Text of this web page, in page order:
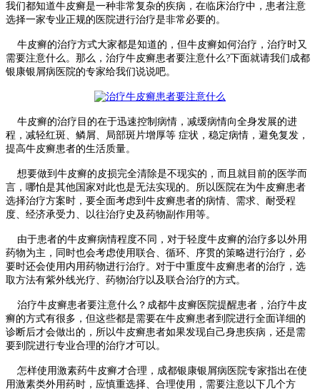
我们都知道牛皮癣是一种非常复杂的疾病，在临床治疗中，患者注意
选择一家专业正规的医院进行治疗是非常必要的。
牛皮癣的治疗方式大家都是知道的，但牛皮癣如何治疗，治疗时又
需要注意什么。那么，治疗牛皮癣患者要注意什么?下面就请我们成都
银康银屑病医院的专家给我们说说吧。
牛皮癣的治疗目的在于迅速控制病情，减缓病情向全身发展的进
程，减轻红斑、鳞屑、局部斑片增厚等 症状，稳定病情，避免复发，
提高牛皮癣患者的生活质量。
想要做到牛皮癣的皮损完全清除是不现实的，而且就目前的医学而
言，哪怕是其他国家对此也是无法实现的。所以医院在为牛皮癣患者
选择治疗方案时，要全面考虑到牛皮癣患者的病情、需求、耐受程
度、经济承受力、以往治疗史及药物副作用等。
由于患者的牛皮癣病情程度不同，对于轻度牛皮癣的治疗多以外用
药物为主，同时也会考虑使用联合、循环、序贯的策略进行治疗，必
要时还会使用内用药物进行治疗。对于中重度牛皮癣患者的治疗，选
取方法有紫外线光疗、药物治疗以及联合治疗的方式。
治疗牛皮癣患者要注意什么？成都牛皮癣医院提醒患者，治疗牛皮
癣的方式有很多，但这些都是需要在牛皮癣患者到院进行全面详细的
诊断后才会做出的，所以牛皮癣患者如果发现自己身患疾病，还是需
要到院进行专业合理的治疗才可以。
怎样使用激素药牛皮癣才合理，成都银康银屑病医院专家指出在使
用激素类外用药时，应慎重选择、合理使用，需要注意以下几个方